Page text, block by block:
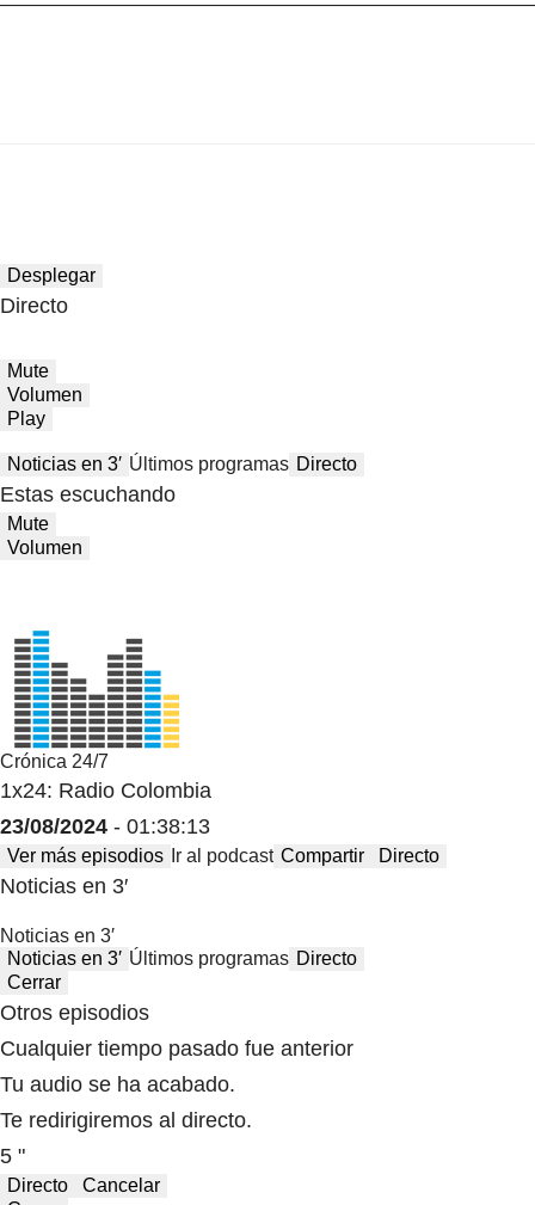
Desplegar
Directo
Mute
Volumen
Play
Noticias en 3′ Últimos programas Directo
Estas escuchando
Mute
Volumen
Crónica 24/7
1x24: Radio Colombia
23/08/2024 - 01:38:13
Ver más episodios Ir al podcast Compartir Directo
Noticias en 3′
Noticias en 3′
Noticias en 3′ Últimos programas Directo
Cerrar
Otros episodios
Cualquier tiempo pasado fue anterior
Tu audio se ha acabado.
Te redirigiremos al directo.
5 "
Directo
Cancelar